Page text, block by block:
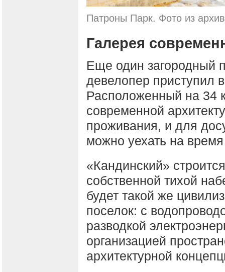
Патроны Парк. Фото из
Галерея
Еще один загородный
девелопер приступил
Расположенный на 34
современной
проживания, и для
можно уехать на
«Кандинский»
собственной тихой
будет такой же
поселок: с
разводкой
организацией
архитектурной